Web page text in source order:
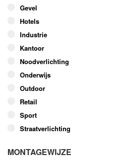
worden
op
productpagina
Gevel
Hotels
Industrie
Kantoor
Noodverlichting
Onderwijs
Outdoor
Retail
Sport
Straatverlichting
MONTAGEWIJZE